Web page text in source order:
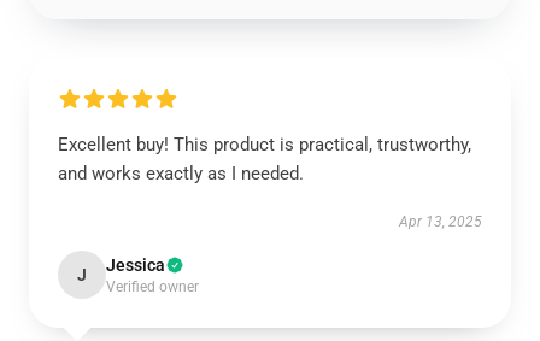
Excellent buy! This product is practical, trustworthy,
and works exactly as I needed.
Apr 13, 2025
J Jessica
Verified owner